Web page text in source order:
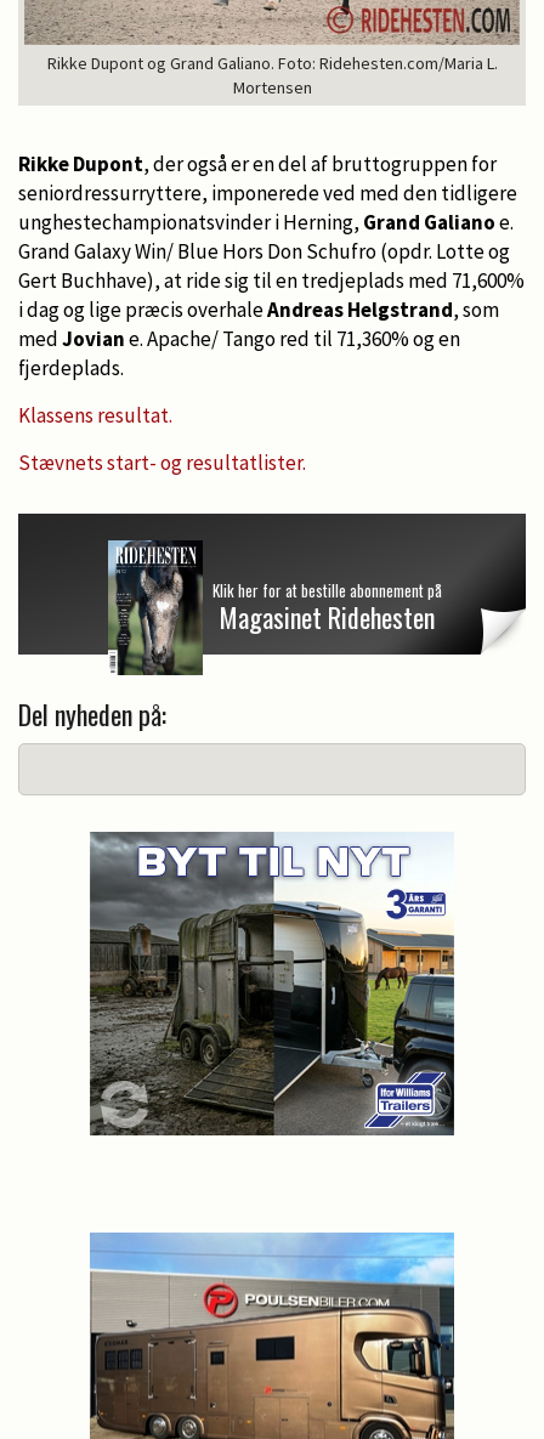
Rikke Dupont og Grand Galiano. Foto: Ridehesten.com/Maria L.
Mortensen
Rikke Dupont, der også er en del af bruttogruppen for
seniordressurryttere, imponerede ved med den tidligere
unghestechampionatsvinder i Herning, Grand Galianoe.
Grand Galaxy Win/ Blue Hors Don Schufro (opdr. Lotte og
Gert Buchhave), at ride sig til en tredjeplads med 71,600%
i dag og lige præcis overhaleAndreas Helgstrand, som
medJoviane. Apache/ Tango red til 71,360% og en
fjerdeplads.
Klassens resultat.
Stævnets start- og resultatlister.
Klik her for at bestille abonnement på
Magasinet Ridehesten
Del nyheden på: